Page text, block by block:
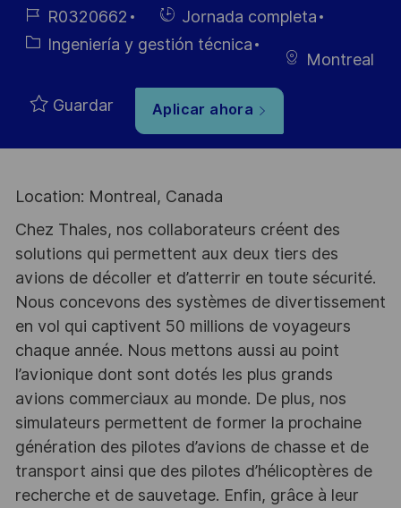
publicación
ID de
empleo
R0320662
Hiring
Type
Jornada completa
Categoría
Ingeniería y gestión técnica
Montreal
Guardar Aplicar ahora
Location: Montreal, Canada
Chez Thales, nos collaborateurs créent des
solutions qui permettent aux deux tiers des
avions de décoller et d’atterrir en toute sécurité.
Nous concevons des systèmes de divertissement
en vol qui captivent 50 millions de voyageurs
chaque année. Nous mettons aussi au point
l’avionique dont sont dotés les plus grands
avions commerciaux au monde. De plus, nos
simulateurs permettent de former la prochaine
génération des pilotes d’avions de chasse et de
transport ainsi que des pilotes d’hélicoptères de
recherche et de sauvetage. Enfin, grâce à leur